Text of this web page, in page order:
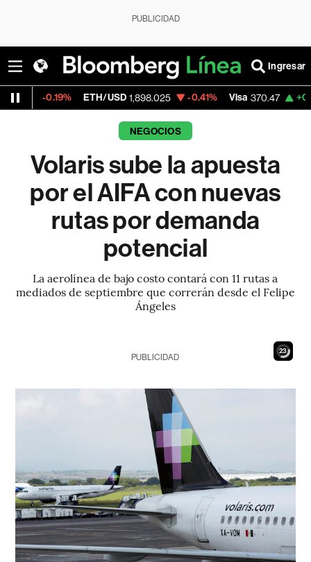
PUBLICIDAD
Ingresar
ETH/USD 1,898.025 -0.41% Visa 370.47 +0.52%
NEGOCIOS
Volaris sube la apuesta
por el AIFA con nuevas
rutas por demanda
potencial
La aerolínea de bajo costo contará con 11 rutas a
mediados de septiembre que correrán desde el Felipe
Ángeles
22
PUBLICIDAD